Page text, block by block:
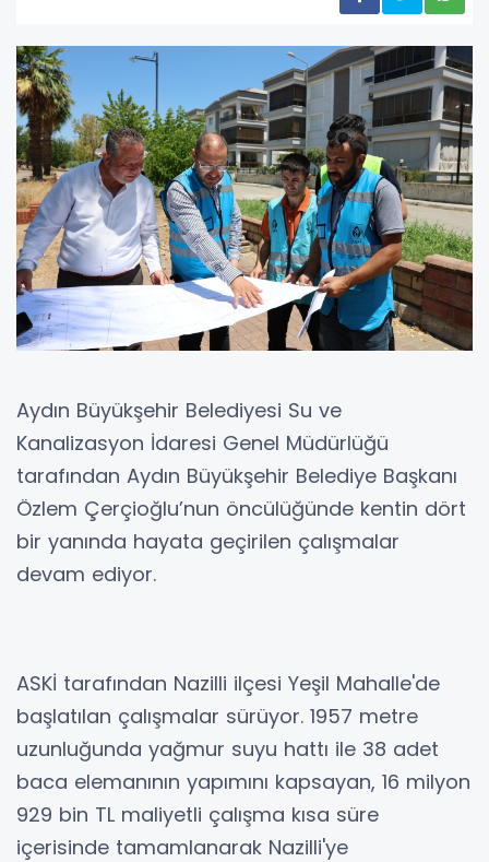
Aydın Büyükşehir Belediyesi Su ve
Kanalizasyon İdaresi Genel Müdürlüğü
tarafından Aydın Büyükşehir Belediye Başkanı
Özlem Çerçioğlu’nun öncülüğünde kentin dört
bir yanında hayata geçirilen çalışmalar
devam ediyor.
ASKİ tarafından Nazilli ilçesi Yeşil Mahalle'de
başlatılan çalışmalar sürüyor. 1957 metre
uzunluğunda yağmur suyu hattı ile 38 adet
baca elemanının yapımını kapsayan, 16 milyon
929 bin TL maliyetli çalışma kısa süre
içerisinde tamamlanarak Nazilli'ye